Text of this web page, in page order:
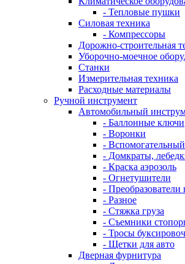
- Тепловые пушки
Силовая техника
- Компрессоры
Дорожно-строительная
Уборочно-моечное
Станки
Измерительная техника
Расходные материалы
Ручной инструмент
Автомобильный
- Баллонные ключи
- Воронки
-
- Домкраты,
- Краска аэрозоль
- Огнетушители
-
- Разное
- Стяжка груза
- Съемники
- Тросы
- Щетки для авто
Дверная фурнитура